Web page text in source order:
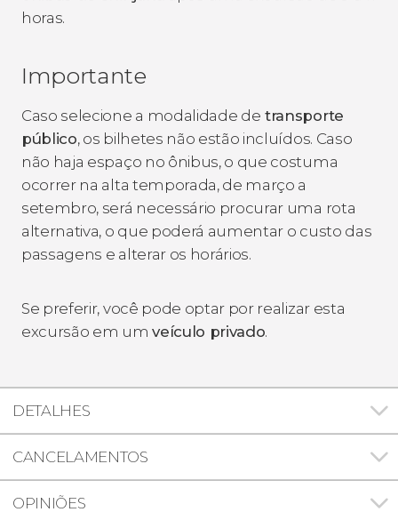
horas.
Importante
Caso selecione a modalidade de transporte
público, os bilhetes não estão incluídos. Caso
não haja espaço no ônibus, o que costuma
ocorrer na alta temporada, de março a
setembro, será necessário procurar uma rota
alternativa, o que poderá aumentar o custo das
passagens e alterar os horários.
Se preferir, você pode optar por realizar esta
excursão em umveículo privado.
DETALHES
CANCELAMENTOS
OPINIÕES